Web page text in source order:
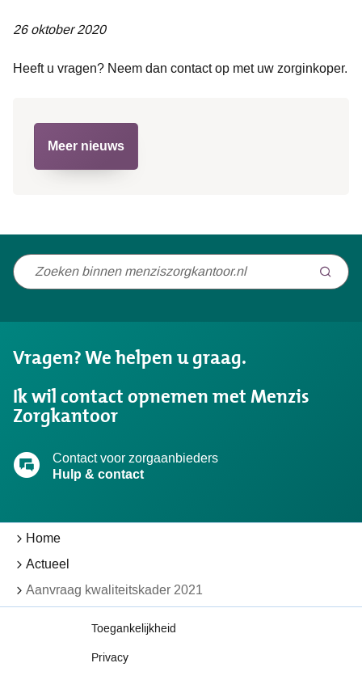
26 oktober 2020
Heeft u vragen? Neem dan contact op met uw zorginkoper.
Meer nieuws
Niet
wat
zocht?
Vragen? We helpen u graag.
Ik wil contact opnemen met Menzis
Zorgkantoor
Contact voor zorgaanbieders
Hulp & contact
Home
Actueel
Aanvraag kwaliteitskader 2021
Toegankelijkheid
Privacy